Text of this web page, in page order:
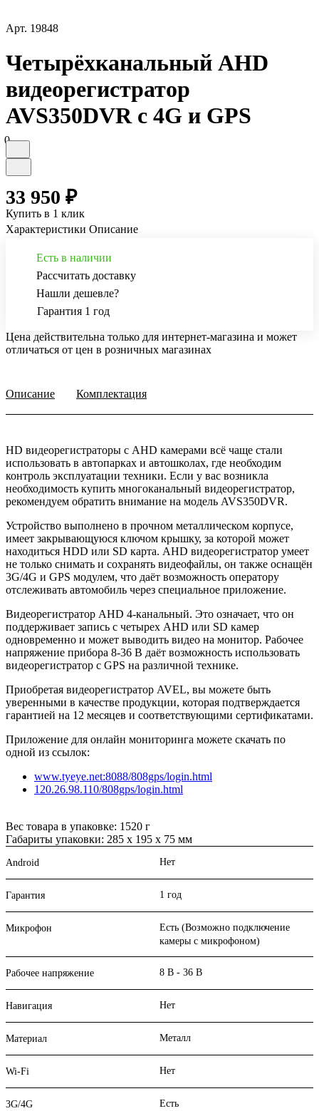
Арт. 19848
Четырёхканальный AHD
видеорегистратор
AVS350DVR с 4G и GPS
0
33 950 ₽
Купить в 1 клик
Характеристики Описание
Есть в наличии
Рассчитать доставку
Нашли дешевле?
Гарантия 1 год
Цена действительна только для интернет-магазина и может
отличаться от цен в розничных магазинах
Описание Комплектация
HD видеорегистраторы с AHD камерами всё чаще стали
использовать в автопарках и автошколах, где необходим
контроль эксплуатации техники. Если у вас возникла
необходимость купить многоканальный видеорегистратор,
рекомендуем обратить внимание на модель AVS350DVR.
Устройство выполнено в прочном металлическом корпусе,
имеет закрывающуюся ключом крышку, за которой может
находиться HDD или SD карта. AHD видеорегистратор умеет
не только снимать и сохранять видеофайлы, он также оснащён
3G/4G и GPS модулем, что даёт возможность оператору
отслеживать автомобиль через специальное приложение.
Видеорегистратор AHD 4-канальный. Это означает, что он
поддерживает запись с четырех AHD или SD камер
одновременно и может выводить видео на монитор. Рабочее
напряжение прибора 8-36 В даёт возможность использовать
видеорегистратор с GPS на различной технике.
Приобретая видеорегистратор AVEL, вы можете быть
уверенными в качестве продукции, которая подтверждается
гарантией на 12 месяцев и соответствующими сертификатами.
Приложение для онлайн мониторинга можете скачать по
одной из ссылок:
www.tyeye.net:8088/808gps/login.html
120.26.98.110/808gps/login.html
Вес товара в упаковке: 1520 г
Габариты упаковки: 285 x 195 x 75 мм
Android Нет
Гарантия 1 год
Микрофон
Есть (Возможно подключение
камеры с микрофоном)
Рабочее напряжение 8 В - 36 В
Навигация Нет
Материал Металл
Wi-Fi Нет
3G/4G Есть